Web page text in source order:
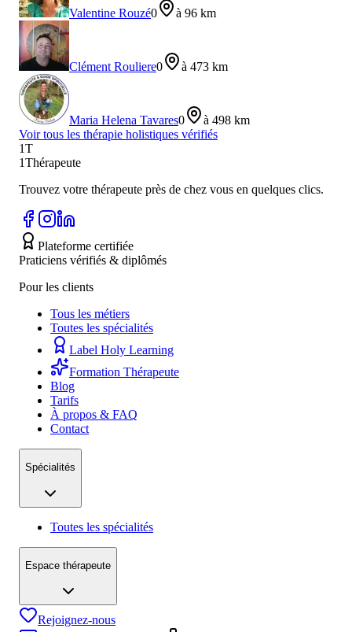
Valentine Rouzé0 à 96 km
Clément Rouliere0 à 473 km
Maria Helena Tavares0
à 498 km
Voir tous les thérapie holistiques vérifiés
1T
1Thérapeute
Trouvez votre thérapeute près de chez vous en quelques clics.
Plateforme certifiée
Praticiens vérifiés & diplômés
Pour les clients
Tous les métiers
Toutes les spécialités
Label Holy Learning
Formation Thérapeute
Blog
Tarifs
À propos & FAQ
Contact
Spécialités
Toutes les spécialités
Espace thérapeute
Rejoignez-nous